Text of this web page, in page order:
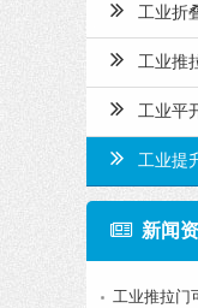
工业折
工业推
工业平
工业提
新闻
工业推拉门